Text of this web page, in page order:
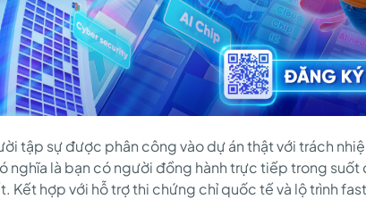
tập sự được phân công vào dự án thật với trách
nghĩa là bạn có người đồng hành trực tiếp trong
Kết hợp với hỗ trợ thi chứng chỉ quốc tế và lộ trình